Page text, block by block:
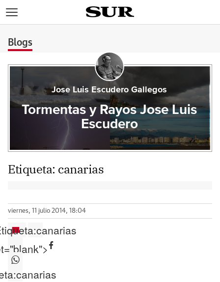
Blogs
Jose Luis Escudero Gallegos
Tormentas y Rayos Jose Luis
Escudero
Etiqueta: canarias
viernes, 11 julio 2014, 18:04
canarias
canarias